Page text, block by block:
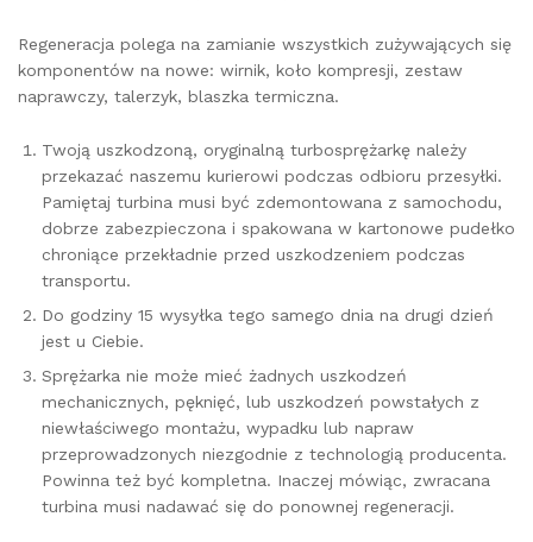
Regeneracja polega na zamianie wszystkich zużywających się
komponentów na nowe: wirnik, koło kompresji, zestaw
naprawczy, talerzyk, blaszka termiczna.
Twoją uszkodzoną, oryginalną turbosprężarkę należy
przekazać naszemu kurierowi podczas odbioru przesyłki.
Pamiętaj turbina musi być zdemontowana z samochodu,
dobrze zabezpieczona i spakowana w kartonowe pudełko
chroniące przekładnie przed uszkodzeniem podczas
transportu.
Do godziny 15 wysyłka tego samego dnia na drugi dzień
jest u Ciebie.
Sprężarka nie może mieć żadnych uszkodzeń
mechanicznych, pęknięć, lub uszkodzeń powstałych z
niewłaściwego montażu, wypadku lub napraw
przeprowadzonych niezgodnie z technologią producenta.
Powinna też być kompletna. Inaczej mówiąc, zwracana
turbina musi nadawać się do ponownej regeneracji.